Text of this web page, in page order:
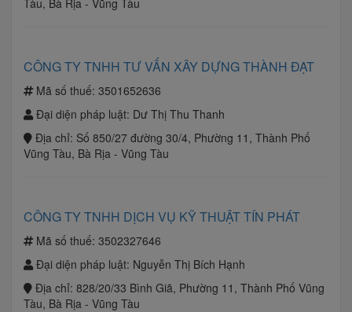
Tàu, Bà Rịa - Vũng Tàu
CÔNG TY TNHH TƯ VẤN XÂY DỰNG THÀNH ĐẠT
Mã số thuế: 3501652636
Đại diện pháp luật: Dư Thị Thu Thanh
Địa chỉ: Số 850/27 đường 30/4, Phường 11, Thành Phố
Vũng Tàu, Bà Rịa - Vũng Tàu
CÔNG TY TNHH DỊCH VỤ KỸ THUẬT TÍN PHÁT
Mã số thuế: 3502327646
Đại diện pháp luật: Nguyễn Thị Bích Hạnh
Địa chỉ: 828/20/33 Bình Giã, Phường 11, Thành Phố Vũng
Tàu, Bà Rịa - Vũng Tàu